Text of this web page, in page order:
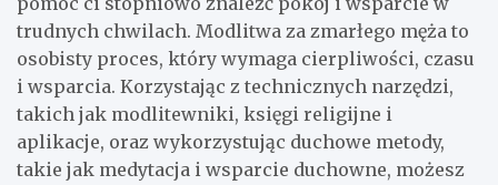
trudnych chwilach. Modlitwa za zmarłego męża to
osobisty proces, który wymaga cierpliwości, czasu
i wsparcia. Korzystając z technicznych narzędzi,
takich jak modlitewniki, księgi religijne i
aplikacje, oraz wykorzystując duchowe metody,
takie jak medytacja i wsparcie duchowne, możesz